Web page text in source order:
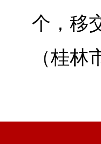
个，移
（桂